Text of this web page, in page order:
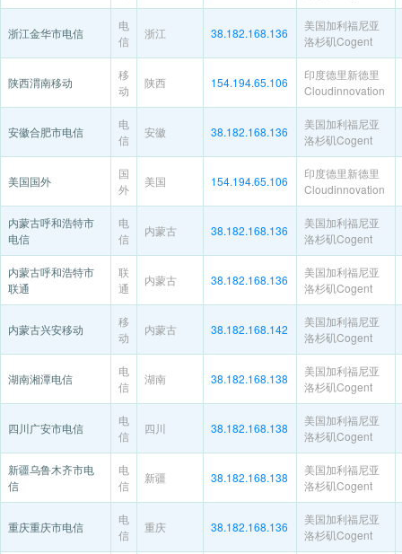
浙江金华市电信
电
信
浙江 38.182.168.136
美国加利福尼亚
洛杉矶Cogent
陕西渭南移动
移
动
陕西 154.194.65.106
印度德里新德里
Cloudinnovation
安徽合肥市电信
电
信
安徽 38.182.168.136
美国加利福尼亚
洛杉矶Cogent
美国国外
国
外
美国 154.194.65.106
印度德里新德里
Cloudinnovation
内蒙古呼和浩特市
电信
电
信
内蒙古 38.182.168.136
美国加利福尼亚
洛杉矶Cogent
内蒙古呼和浩特市
联通
联
通
内蒙古 38.182.168.136
美国加利福尼亚
洛杉矶Cogent
内蒙古兴安移动
移
动
内蒙古 38.182.168.142
美国加利福尼亚
洛杉矶Cogent
湖南湘潭电信
电
信
湖南 38.182.168.138
美国加利福尼亚
洛杉矶Cogent
四川广安市电信
电
信
四川 38.182.168.138
美国加利福尼亚
洛杉矶Cogent
新疆乌鲁木齐市电
信
电
信
新疆 38.182.168.138
美国加利福尼亚
洛杉矶Cogent
重庆重庆市电信
电
信
重庆 38.182.168.136
美国加利福尼亚
洛杉矶Cogent